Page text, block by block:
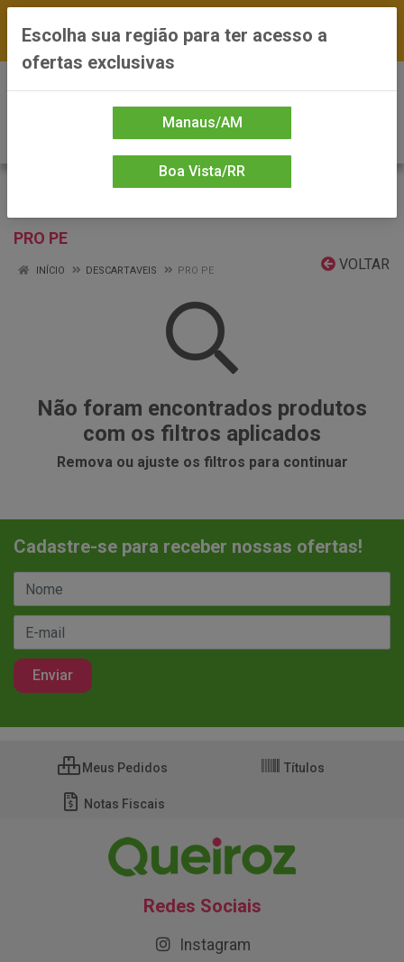
*Preços exclusivos do site — Entrega em até 24h
PRO PE
VOLTAR
INÍCIO DESCARTAVEIS PRO PE
Não foram encontrados produtos
com os filtros aplicados
Remova ou ajuste os filtros para continuar
Cadastre-se para receber nossas ofertas!
Meus Pedidos Títulos
Notas Fiscais
Redes Sociais
Instagram
Escolha sua região para ter acesso a
ofertas exclusivas
Manaus/AM
Boa Vista/RR